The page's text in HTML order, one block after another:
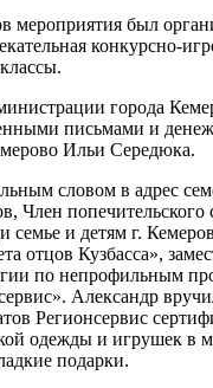
мероприятия был
конкурсно-
города
письмами и
Ильи Середюка.
словом в адрес
Член попечительского
и детям г.
отцов Кузбасса»,
по непрофильным
Александр
Регионсервис
одежды и игрушек в
подарки.